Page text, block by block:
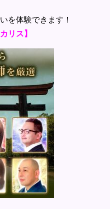
を体験できます！
リス】